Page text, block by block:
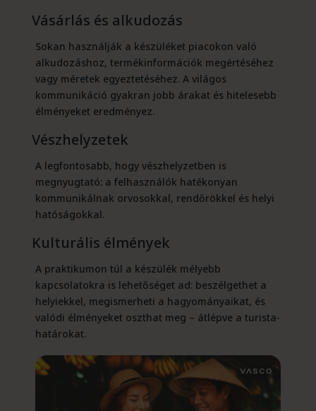
Vásárlás és alkudozás
Sokan használják a készüléket piacokon való
alkudozáshoz, termékinformációk megértéséhez
vagy méretek egyeztetéséhez. A világos
kommunikáció gyakran jobb árakat és hitelesebb
élményeket eredményez.
Vészhelyzetek
A legfontosabb, hogy vészhelyzetben is
megnyugtató: a felhasználók hatékonyan
kommunikálnak orvosokkal, rendőrökkel és helyi
hatóságokkal.
Kulturális élmények
A praktikumon túl a készülék mélyebb
kapcsolatokra is lehetőséget ad: beszélgethet a
helyiekkel, megismerheti a hagyományaikat, és
valódi élményeket oszthat meg – átlépve a turista-
határokat.